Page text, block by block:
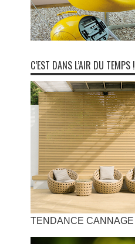
C’EST DANS L’AIR DU TEMPS !
TENDANCE CANNAGE